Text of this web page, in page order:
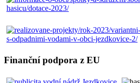
Finanční podpora z EU